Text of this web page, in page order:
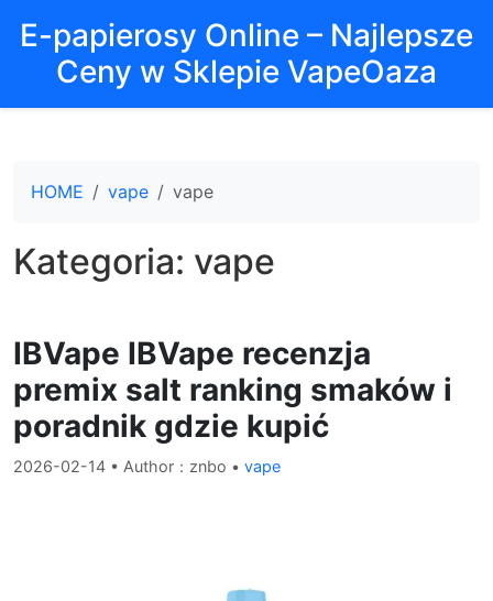
E-papierosy Online – Najlepsze
Ceny w Sklepie VapeOaza
HOME vape vape
Kategoria: vape
IBVape IBVape recenzja
premix salt ranking smaków i
poradnik gdzie kupić
2026-02-14 • Author：znbo • vape